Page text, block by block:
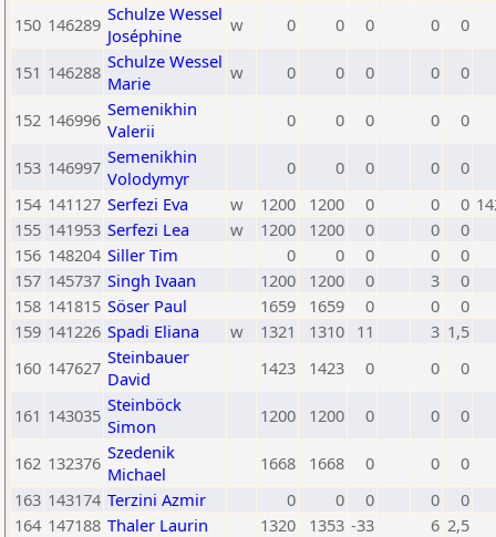
150 146289 Schulze Wessel
Joséphine
w 0 0 0 0 0
151 146288 Schulze Wessel
Marie
w 0 0 0 0 0
152 146996 Semenikhin
Valerii
0 0 0 0 0
153 146997 Semenikhin
Volodymyr
0 0 0 0
0
154 141127 Serfezi Eva w 1200 1200 0 0 0
155 141953 Serfezi Lea w 1200 1200 0 0
0
156 148204 Siller Tim 0 0 0 0
0
157 145737 Singh Ivaan 1200 1200 0 3
0
158 141815 Söser Paul 1659 1659 0 0
0
159 141226 Spadi Eliana w 1321 1310 11 3 1,5
160 147627 Steinbauer
David
1423 1423 0 0 0
161 143035 Steinböck
Simon
1200 1200 0 0 0
162 132376 Szedenik
Michael
1668 1668 0 0
0
163 143174 Terzini Azmir 0 0 0 0
0
164 147188 Thaler Laurin 1320 1353 -33 6 2,5